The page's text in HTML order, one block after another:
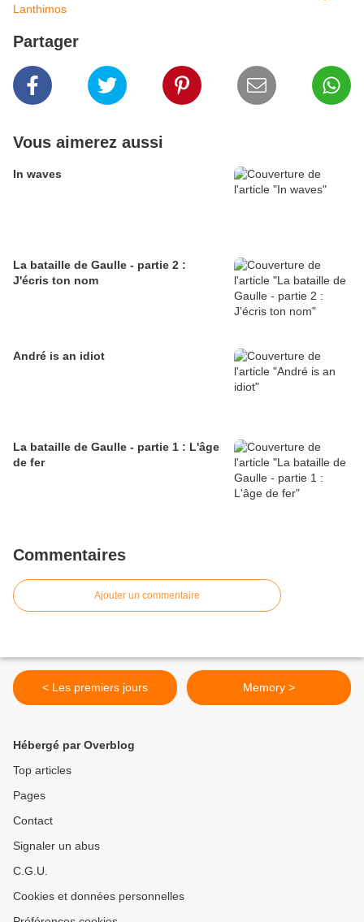
Lanthimos
Partager
Vous aimerez aussi
In waves
La bataille de Gaulle - partie 2 :
J'écris ton nom
André is an idiot
La bataille de Gaulle - partie 1 : L'âge
de fer
Commentaires
Ajouter un commentaire
< Les premiers jours Memory >
Hébergé par Overblog
Top articles
Pages
Contact
Signaler un abus
C.G.U.
Cookies et données personnelles